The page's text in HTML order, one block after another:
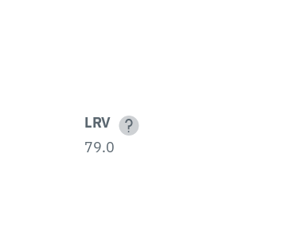
LRV
79.0